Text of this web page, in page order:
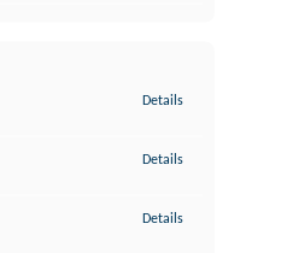
Details
Details
Details